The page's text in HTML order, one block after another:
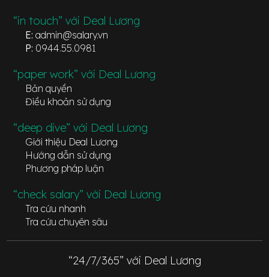
“in touch” với Deal Lương
E: admin@salary.vn
P: 0944.55.0981
“paper work” với Deal Lương
Bản quyền
Điều khoản sử dụng
“deep dive” với Deal Lương
Giới thiệu Deal Lương
Hướng dẫn sử dụng
Phương pháp luận
“check salary” với Deal Lương
Tra cứu nhanh
Tra cứu chuyên sâu
“24/7/365” với Deal Lương